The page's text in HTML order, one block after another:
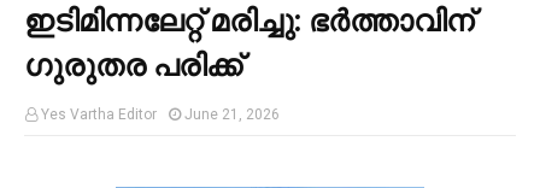
ഇടിമിന്നലേറ്റ് മരിച്ചു: ഭർത്താവിന്
ഗുരുതര പരിക്ക്
Yes Vartha Editor June 21, 2026